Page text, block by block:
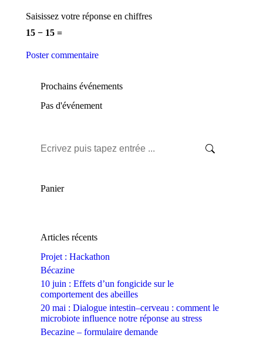
Saisissez votre réponse en chiffres
15 − 15 =
Poster commentaire
Prochains événements
Pas d'événement
Recherche
Panier
Articles récents
Projet : Hackathon
Bécazine
10 juin : Effets d’un fongicide sur le
comportement des abeilles
20 mai : Dialogue intestin–cerveau : comment le
microbiote influence notre réponse au stress
Becazine – formulaire demande